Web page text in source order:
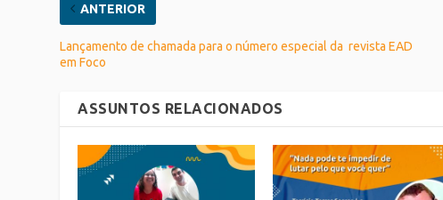
ANTERIOR
Lançamento de chamada para o número especial da revista EAD
em Foco
ASSUNTOS RELACIONADOS